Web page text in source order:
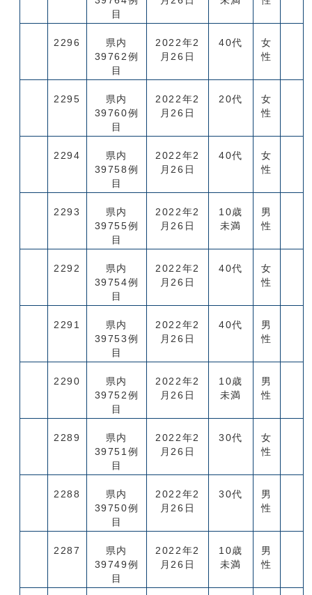
目
2296
県内
39762例
目
2022年2
月26日
40代
女
性
2295
県内
39760例
目
2022年2
月26日
20代
女
性
2294
県内
39758例
目
2022年2
月26日
40代
女
性
2293
県内
39755例
目
2022年2
月26日
10歳
未満
男
性
2292
県内
39754例
目
2022年2
月26日
40代
女
性
2291
県内
39753例
目
2022年2
月26日
40代
男
性
2290
県内
39752例
目
2022年2
月26日
10歳
未満
男
性
2289
県内
39751例
目
2022年2
月26日
30代
女
性
2288
県内
39750例
目
2022年2
月26日
30代
男
性
2287
県内
39749例
目
2022年2
月26日
10歳
未満
男
性